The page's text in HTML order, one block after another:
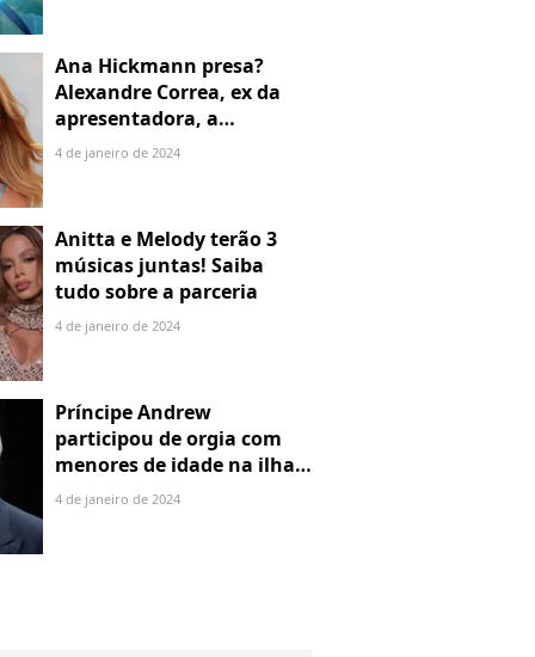
Ana Hickmann presa?
Alexandre Correa, ex da
apresentadora, a
denuncia por alienação
4 de janeiro de 2024
Anitta e Melody terão 3
músicas juntas! Saiba
tudo sobre a parceria
4 de janeiro de 2024
Príncipe Andrew
participou de orgia com
menores de idade na ilha
de Jeffrey Epstein, chefe de
4 de janeiro de 2024